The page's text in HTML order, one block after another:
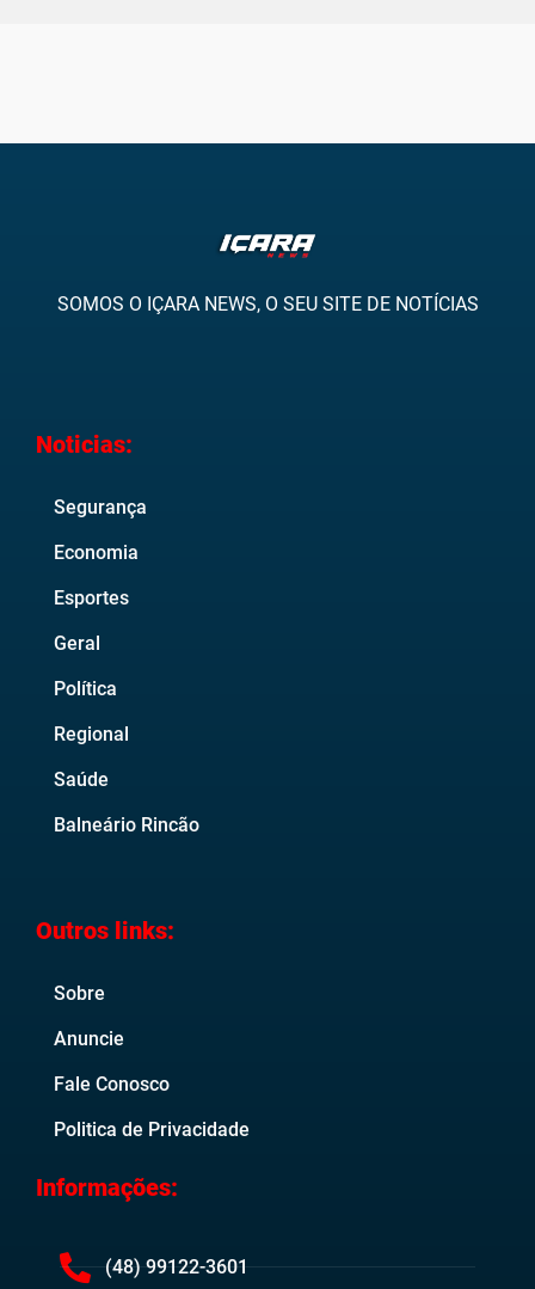
SOMOS O IÇARA NEWS, O SEU SITE DE NOTÍCIAS
Noticias:
Segurança
Economia
Esportes
Geral
Política
Regional
Saúde
Balneário Rincão
Outros links:
Sobre
Anuncie
Fale Conosco
Politica de Privacidade
Informações:
(48) 99122-3601